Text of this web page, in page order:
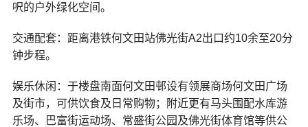
呎的户外绿化空间。
交通配套：距离港铁何文田站佛光街A2出口约10余至20分
钟步程。
娱乐休闲：于楼盘南面何文田邨设有领展商场何文田广场
及街市，可供饮食及日常购物；附近更有马头围配水库游
乐场、巴富街运动场、常盛街公园及佛光街体育馆等供公